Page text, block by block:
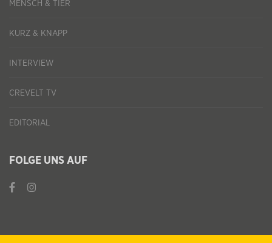
MENSCH & TIER
KURZ & KNAPP
INTERVIEW
CREVELT TV
EDITORIAL
FOLGE UNS AUF